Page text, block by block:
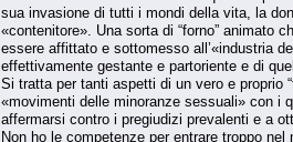
sua invasione di tutti i mondi della vita, la
«contenitore». Una sorta di “forno” animato
essere affittato e sottomesso all’«industria
effettivamente gestante e partoriente e di
Si tratta per tanti aspetti di un vero e proprio
«movimenti delle minoranze sessuali» con i
affermarsi contro i pregiudizi prevalenti e a
Non ho le competenze per entrare troppo